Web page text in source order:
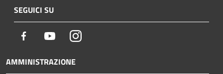
SEGUICI SU
Facebook YoutubeInstagram
AMMINISTRAZIONE